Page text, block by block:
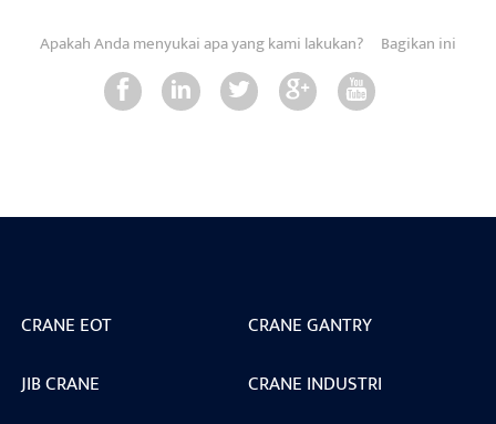
Apakah Anda menyukai apa yang kami lakukan? Bagikan ini
CRANE EOT
CRANE GANTRY
JIB CRANE
CRANE INDUSTRI